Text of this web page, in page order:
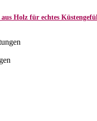
Holz für echtes